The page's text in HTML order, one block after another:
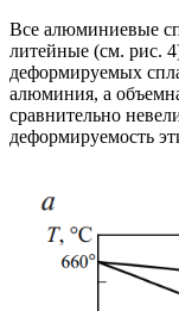
Все алюминиевые
литейные (см. рис.
деформируемых
алюминия, а
сравнительно
деформируемость